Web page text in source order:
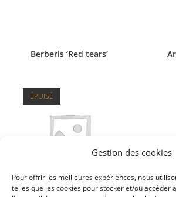
Gestion des cookies
Pour offrir les meilleures expériences, nous
telles que les cookies pour stocker et/ou accéder
Berberis ‘Red tears’
ÉPUISÉ